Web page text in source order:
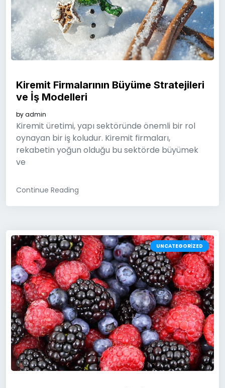
Kiremit Firmalarının Büyüme Stratejileri
ve İş Modelleri
byadmin
Kiremit üretimi, yapı sektöründe önemli bir rol
oynayan bir iş koludur. Kiremit firmaları,
rekabetin yoğun olduğu bu sektörde büyümek
ve
Continue Reading
UNCATEGORIZED